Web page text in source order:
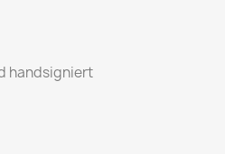
handsigniert